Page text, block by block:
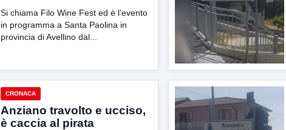
Si chiama Filo Wine Fest ed è l’evento
in programma a Santa Paolina in
provincia di Avellino dal...
CRONACA
Anziano travolto e ucciso,
è caccia al pirata